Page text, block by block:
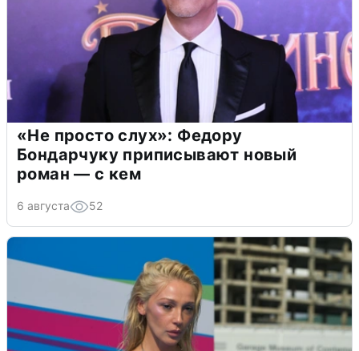
«Не просто слух»: Федору
Бондарчуку приписывают новый
роман — с кем
6 августа 52